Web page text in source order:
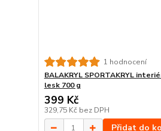
1 hodnocení
BALAKRYL SPORTAKRYL
lesk 700 g
399 Kč
329,75 Kč bez DPH
Přidat do